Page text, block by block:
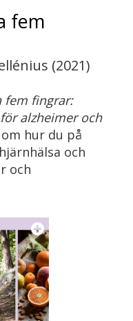
fem
(2021)
fem fingrar:
alzheimer och
hur du på
och
och